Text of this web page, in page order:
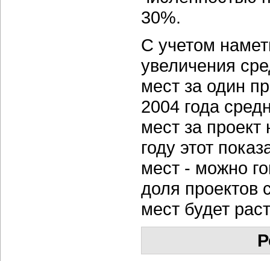
30%.
С учетом
увеличения
мест за один
2004 года
мест за
году этот
мест - можно
доля проектов
мест будет